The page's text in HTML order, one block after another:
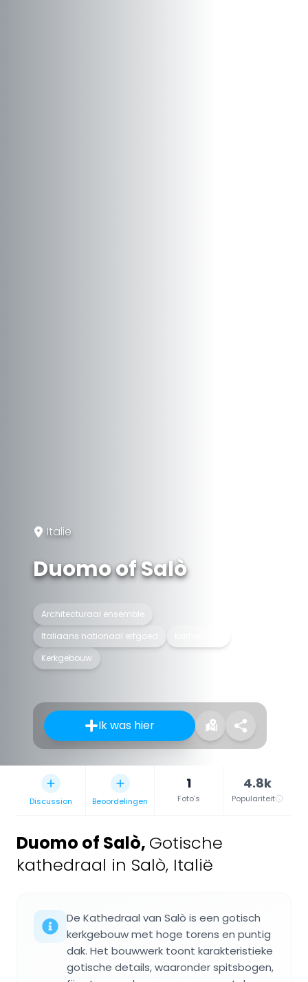
Italië
Duomo of Salò
Architecturaal ensemble
Italiaans nationaal erfgoed
Kerkgebouw
Ik was hier
Discussion Beoordelingen
1
Foto's
4.8k
Populariteit
Duomo of Salò, Gotische
kathedraal in Salò, Italië
De Kathedraal van Salò is een gotisch
kerkgebouw met hoge torens en puntig
dak. Het bouwwerk toont karakteristieke
gotische details, waaronder spitsbogen,